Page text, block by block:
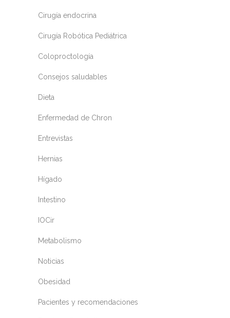
Cirugía endocrina
Cirugía Robótica Pediátrica
Coloproctología
Consejos saludables
Dieta
Enfermedad de Chron
Entrevistas
Hernias
Hígado
Intestino
IOCir
Metabolismo
Noticias
Obesidad
Pacientes y recomendaciones